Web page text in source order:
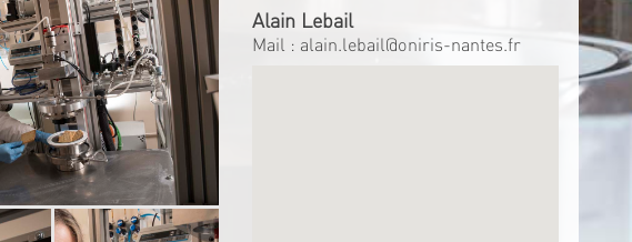
Alain Lebail
Mail : alain.lebail@oniris-nantes.fr